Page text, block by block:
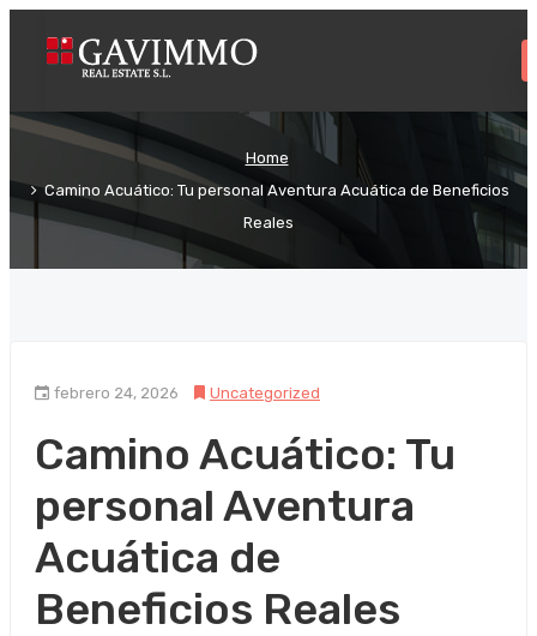
Home
Camino Acuático: Tu personal Aventura Acuática de Beneficios
Reales
febrero 24, 2026 Uncategorized
Camino Acuático: Tu
personal Aventura
Acuática de
Beneficios Reales